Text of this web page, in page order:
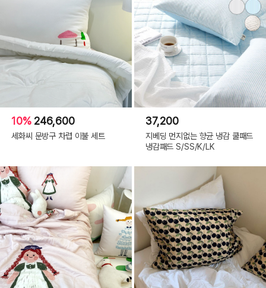
10% 246,600
세화씨 문방구 차렵 이불 세트
37,200
지베딩 먼지없는 향균 냉감 쿨패드
냉감패드 S/SS/K/LK